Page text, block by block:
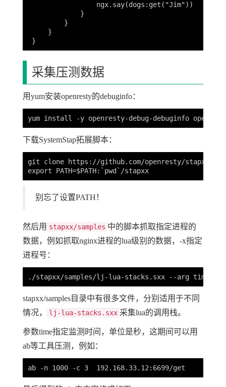
                 ngx.say(dogs:get("Jim"))
             }
         }
     }
采集压测数据
用yum安装openresty的debuginfo：
下载SystemStap拓展脚本：
git clone https://github.com/openresty/stapxx
别忘了设置PATH！
然后用 stapxx/samples 中的脚本抓取指定进程的
数据，例如抓取nginx进程的lua级别的数据，-x指定
进程号：
stapxx/samples目录中有很多文件，分别适用于不同
情况，
lj-lua-stacks.sxx 采集lua的调用栈。
参数time指定监测时间，单位是秒，这期间可以用
ab等工具压测，例如：